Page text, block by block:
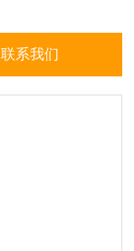
联系我们